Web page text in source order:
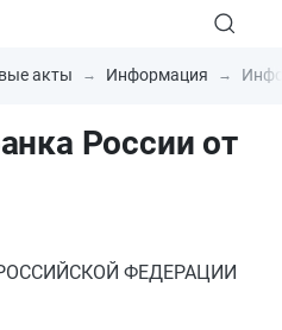
акты Информация
России от
ФЕДЕРАЦИИ